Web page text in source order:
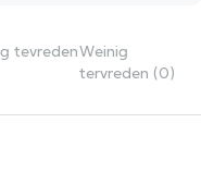
tevredenWeinig
tervreden (0)